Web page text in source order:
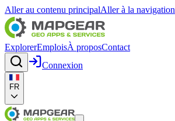
Aller au contenu principalAller à la navigation
ExplorerEmploisÀ proposContact
Connexion
FR